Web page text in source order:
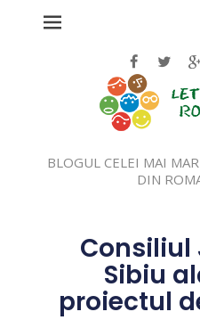
BLOGUL CELEI MAI
DIN
Consiliul
Sibiu
proiectul